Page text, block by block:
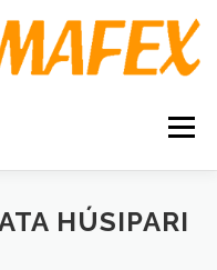
Menü
TERMÉKEK
HÚSIPARI